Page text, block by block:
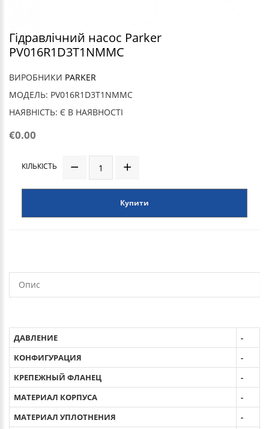
Гідравлічний насос Parker
PV016R1D3T1NMMC
ВИРОБНИКИ PARKER
МОДЕЛЬ: PV016R1D3T1NMMC
НАЯВНІСТЬ: Є В НАЯВНОСТІ
€0.00
КІЛЬКІСТЬ
Купити
Опис
ДАВЛЕНИЕ
-
КОНФИГУРАЦИЯ
-
КРЕПЕЖНЫЙ ФЛАНЕЦ
-
МАТЕРИАЛ КОРПУСА
-
МАТЕРИАЛ УПЛОТНЕНИЯ
-